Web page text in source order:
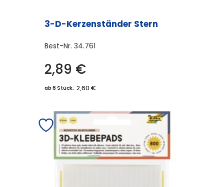
3-D-Kerzenständer Stern
Best-Nr. 34.761
2,89 €
ab 6 Stück: 2,60 €